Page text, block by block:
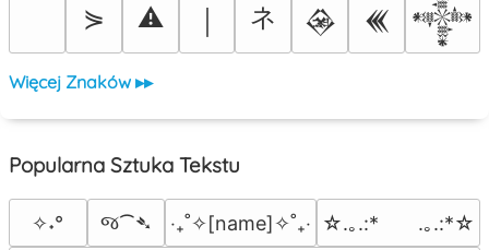
⋟ ⚠ ネ 𒊲 𒌍 𒀱
Więcej Znaków ▸▸
Popularna Sztuka Tekstu
✧˖° જ⁀➴ ‎‧₊˚✧[name]✧˚₊‧ ☆.｡.:*　　.｡.:*☆